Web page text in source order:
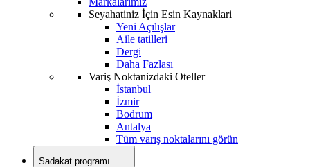
Seyahatiniz İçin Esin Kaynaklari
Yeni Açılışlar
Aile tatilleri
Dergi
Daha Fazlası
Variş Noktanizdaki Oteller
İstanbul
İzmir
Bodrum
Antalya
Tüm varış noktalarını görün
Sadakat programı